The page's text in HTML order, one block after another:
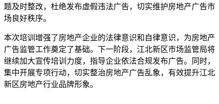
题及时整改，杜绝发布虚假违法广告，切实维护房地产广告市
场良好秩序。
本次培训增强了房地产企业的法律意识和自律意识，为房地产
广告监管工作奠定了基础。下一阶段，江北新区市场监管局将
继续加大宣传培训力度，指导企业依法合规发布广告。同时，
集中开展专项行动，切实整治房地产广告乱象，有效提升江北
新区房地产行业品牌形象。